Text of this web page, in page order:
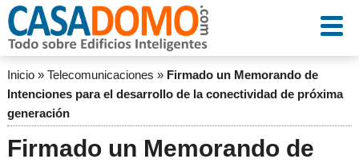
Inicio» Telecomunicaciones » Firmado un Memorando de
Intenciones para el desarrollo de la conectividad de próxima
generación
Firmado un Memorando de